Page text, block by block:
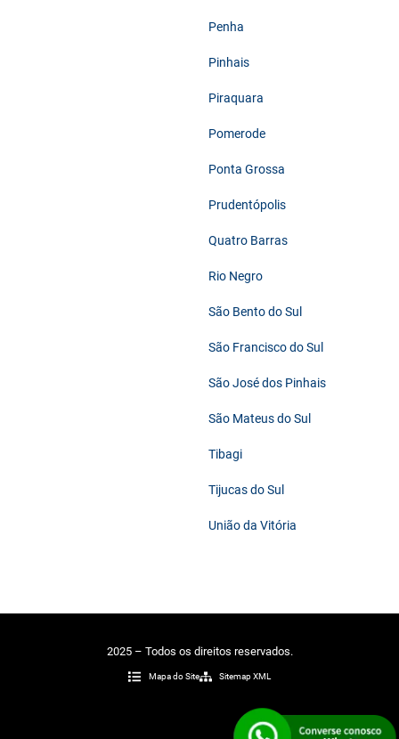
Penha
Pinhais
Piraquara
Pomerode
Ponta Grossa
Prudentópolis
Quatro Barras
Rio Negro
São Bento do Sul
São Francisco do Sul
São José dos Pinhais
São Mateus do Sul
Tibagi
Tijucas do Sul
União da Vitória
2025 – Todos os direitos reservados.
Mapa do Site Sitemap XML